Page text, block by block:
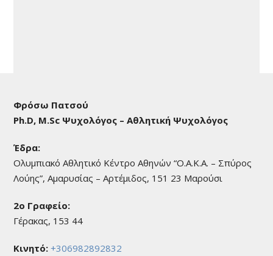
Φρόσω Πατσού
Ph.D, M.Sc Ψυχολόγος – Αθλητική Ψυχολόγος
Έδρα:
Ολυμπιακό Αθλητικό Κέντρο Αθηνών “Ο.Α.Κ.Α. – Σπύρος
Λούης”, Αμαρυσίας – Αρτέμιδος, 151 23 Μαρούσι
2o Γραφείο:
Γέρακας, 153 44
Κινητό: +306982892832